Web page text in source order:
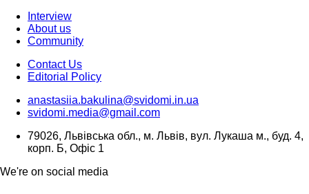
Interview
About us
Community
Contact Us
Editorial Policy
anastasiia.bakulina@svidomi.in.ua
svidomi.media@gmail.com
79026, Львівська обл., м. Львів, вул. Лукаша м., буд. 4,
корп. Б, Офіс 1
We're on social media